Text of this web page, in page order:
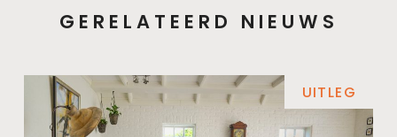
GERELATEERD NIEUWS
UITLEG